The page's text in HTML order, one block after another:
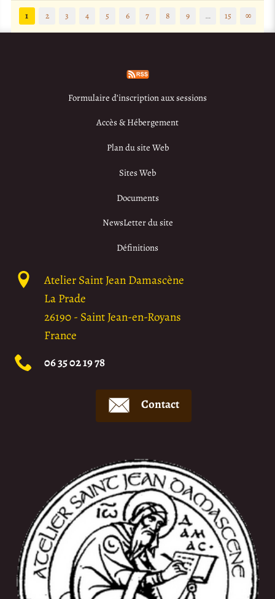
1
2 3 4 5 6 7 8 9 … 15 ∞
Formulaire d’inscription aux sessions
Accès & Hébergement
Plan du site Web
Sites Web
Documents
NewsLetter du site
Définitions
Atelier Saint Jean Damascène
La Prade
26190- Saint Jean-en-Royans
France
06 35 02 19 78
Contact